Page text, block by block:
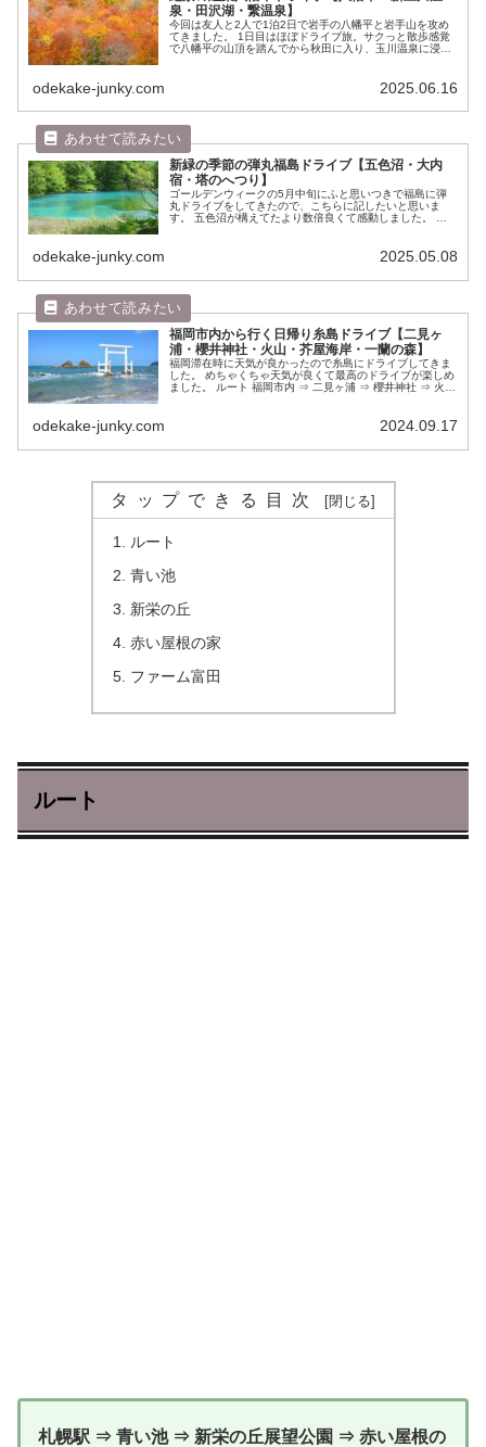
泉・田沢湖・繋温泉】
今回は友人と2人で1泊2日で岩手の八幡平と岩手山を攻め
てきました。 1日目はほぼドライブ旅。サクっと散歩感覚
で八幡平の山頂を踏んでから秋田に入り、玉川温泉に浸か
odekake-junky.com 2025.06.16
新緑の季節の弾丸福島ドライブ【五色沼・大内
宿・塔のへつり】
ゴールデンウィークの5月中旬にふと思いつきで福島に弾
丸ドライブをしてきたので、こちらに記したいと思いま
す。 五色沼が構えてたより数倍良くて感動しました。 る
odekake-junky.com 2025.05.08
福岡市内から行く日帰り糸島ドライブ【二見ヶ
浦・櫻井神社・火山・芥屋海岸・一蘭の森】
福岡滞在時に天気が良かったので糸島にドライブしてきま
した。 めちゃくちゃ天気が良くて最高のドライブが楽しめ
ました。 ルート 福岡市内 ⇒ 二見ヶ浦 ⇒ 櫻井神社 ⇒ 火山
odekake-junky.com 2024.09.17
タップできる目次
ルート
青い池
新栄の丘
赤い屋根の家
ファーム富田
ルート
札幌駅 ⇒ 青い池 ⇒ 新栄の丘展望公園 ⇒ 赤い屋根の